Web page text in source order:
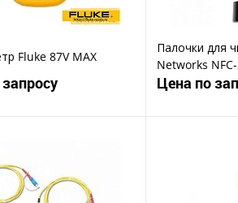
Fluke 87V MAX
Купить в 1 клик
Палочки для
Networks
Цена по